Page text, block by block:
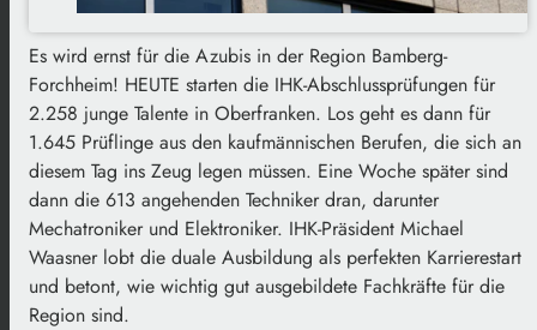
Es wird ernst für die Azubis in der Region Bamberg-
Forchheim! HEUTE starten die IHK-Abschlussprüfungen für
2.258 junge Talente in Oberfranken. Los geht es dann für
1.645 Prüflinge aus den kaufmännischen Berufen, die sich an
diesem Tag ins Zeug legen müssen. Eine Woche später sind
dann die 613 angehenden Techniker dran, darunter
Mechatroniker und Elektroniker. IHK-Präsident Michael
Waasner lobt die duale Ausbildung als perfekten Karrierestart
und betont, wie wichtig gut ausgebildete Fachkräfte für die
Region sind.